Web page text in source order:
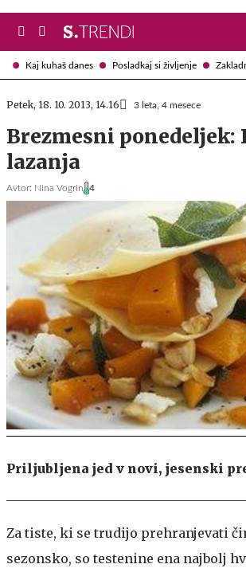
Kaj kuhaš danes Posladkaj si življenje
Petek, 18. 10. 2013, 14.16 3 leta, 4 mesece
Brezmesni ponedeljek:
lazanja
Avtor: Nina Vogrin 4
Priljubljena jed v novi, jesenski
Za tiste, ki se trudijo prehranjevati
sezonsko, so testenine ena najbolj